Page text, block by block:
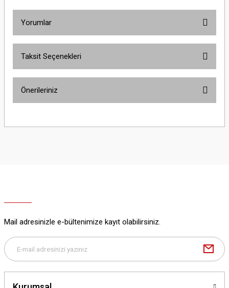
Yorumlar
Taksit Seçenekleri
Önerileriniz
yetersiz gördüğünüz noktaları öneri formunu kullanarak tarafımıza
Bu ürüne benzer farklı alternatifler olmalı.
Mail adresinizle e-bültenimize kayıt olabilirsiniz.